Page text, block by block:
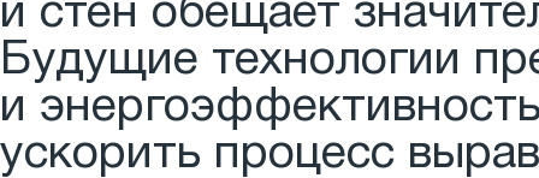
и стен обещает
Будущие технологии
и
ускорить процесс